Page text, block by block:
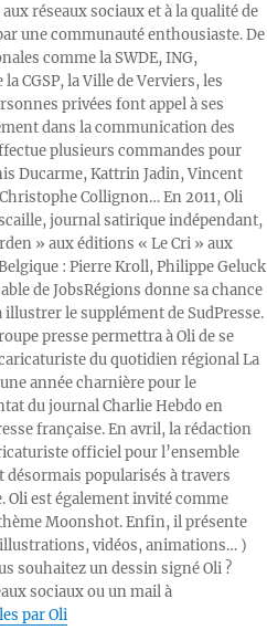
réseaux sociaux et à la qualité de
une communauté enthousiaste. De
comme la SWDE, ING,
CGSP, la Ville de Verviers, les
privées font appel à ses
dans la communication des
plusieurs commandes pour
Ducarme, Kattrin Jadin, Vincent
Collignon… En 2011, Oli
journal satirique indépendant,
» aux éditions « Le Cri » aux
: Pierre Kroll, Philippe Geluck
de JobsRégions donne sa chance
le supplément de SudPresse.
presse permettra à Oli de se
du quotidien régional La
année charnière pour le
du journal Charlie Hebdo en
française. En avril, la rédaction
officiel pour l’ensemble
popularisés à travers
Oli est également invité comme
Moonshot. Enfin, il présente
vidéos, animations… )
souhaitez un dessin signé Oli ?
sociaux ou un mail à
par Oli